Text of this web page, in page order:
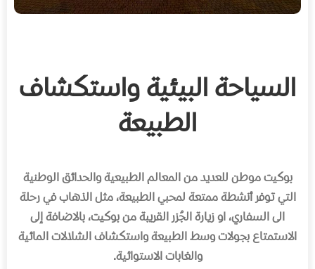
السياحة البيئية واستكشاف
الطبيعة
بوكيت موطن للعديد من المعالم الطبيعية والحدائق الوطنية
التي توفر أنشطة ممتعة لمحبي الطبيعة، مثل الذهاب في رحلة
الى السفاري، او زيارة الجُزر القريبة من بوكيت، بالاضافة إلى
الاستمتاع بجولات وسط الطبيعة واستكشاف الشلالات المائية
والغابات الاستوائية.